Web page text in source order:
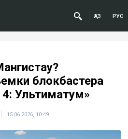
ҚАЗ РУС
блокбастера
4: Ультиматум»
15.06.2026, 10:49